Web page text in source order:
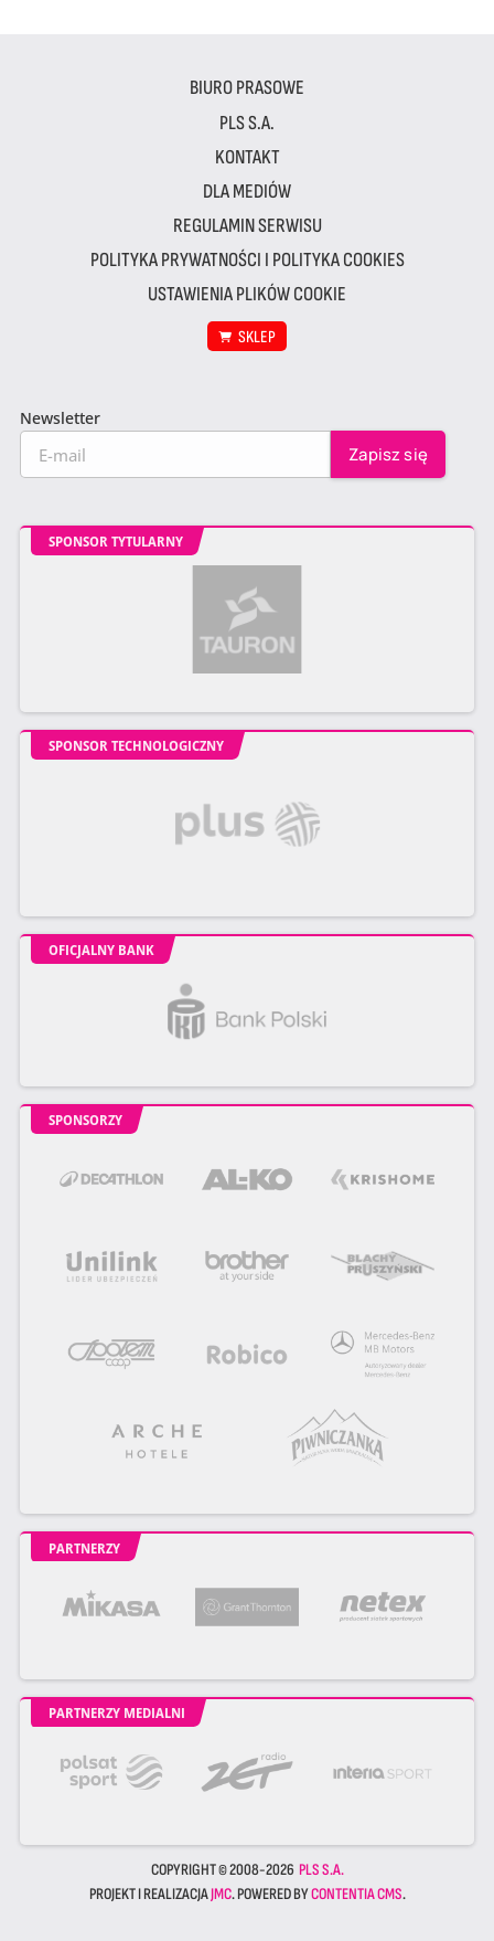
BIURO PRASOWE
PLS S.A.
KONTAKT
DLA MEDIÓW
REGULAMIN SERWISU
POLITYKA PRYWATNOŚCI I POLITYKA COOKIES
USTAWIENIA PLIKÓW COOKIE
SKLEP
Newsletter
SPONSOR TYTULARNY
SPONSOR TECHNOLOGICZNY
OFICJALNY BANK
SPONSORZY
PARTNERZY
PARTNERZY MEDIALNI
COPYRIGHT © 2008-2026 PLS S.A.
PROJEKT I REALIZACJAJMC. POWERED BYCONTENTIA CMS.